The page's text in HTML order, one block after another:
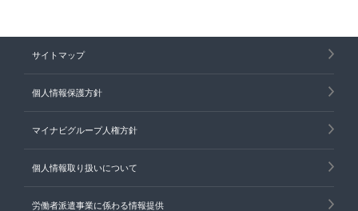
サイトマップ
個人情報保護方針
マイナビグループ人権方針
個人情報取り扱いについて
労働者派遣事業に係わる情報提供